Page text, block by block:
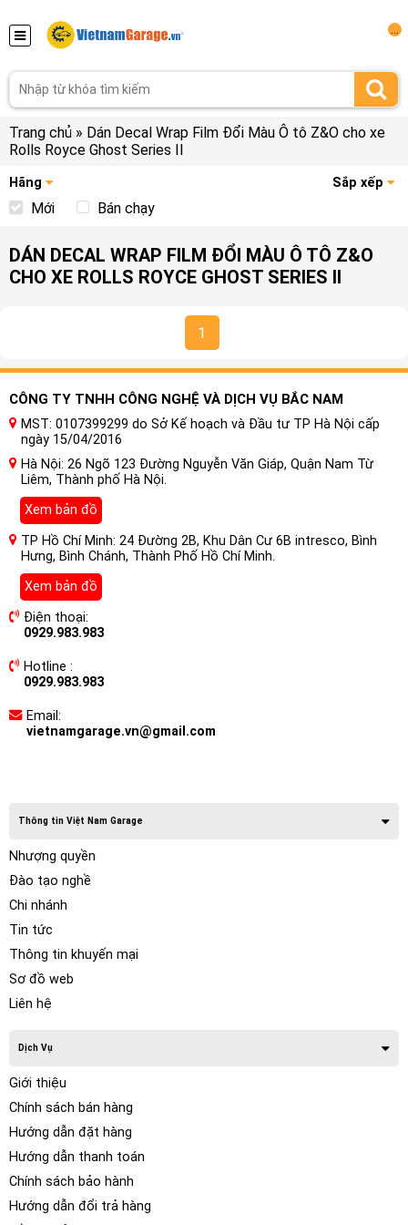
Trang chủ » Dán Decal Wrap Film Đổi Màu Ô tô Z&O cho xe
Rolls Royce Ghost Series II
Hãng Sắp xếp
Mới Bán chạy
DÁN DECAL WRAP FILM ĐỔI MÀU Ô TÔ Z&O
CHO XE ROLLS ROYCE GHOST SERIES II
1
CÔNG TY TNHH CÔNG NGHỆ VÀ DỊCH VỤ BẮC NAM
MST: 0107399299 do Sở Kế hoạch và Đầu tư TP Hà Nội cấp
ngày 15/04/2016
Hà Nội: 26 Ngõ 123 Đường Nguyễn Văn Giáp, Quận Nam Từ
Liêm, Thành phố Hà Nội.
Xem bản đồ
TP Hồ Chí Minh: 24 Đường 2B, Khu Dân Cư 6B intresco, Bình
Hưng, Bình Chánh, Thành Phố Hồ Chí Minh.
Xem bản đồ
Điện thoại:
0929.983.983
Hotline :
0929.983.983
Email:
vietnamgarage.vn@gmail.com
Thông tin Việt Nam Garage
Nhượng quyền
Đào tạo nghề
Chi nhánh
Tin tức
Thông tin khuyến mại
Sơ đồ web
Liên hệ
Dịch Vụ
Giới thiệu
Chính sách bán hàng
Hướng dẫn đặt hàng
Hướng dẫn thanh toán
Chính sách bảo hành
Hướng dẫn đổi trả hàng